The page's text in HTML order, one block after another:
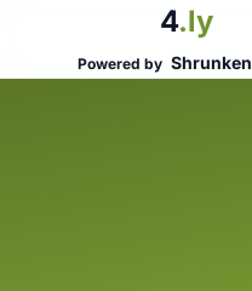
4.ly
Powered by Shrunken